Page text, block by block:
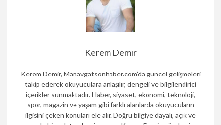
Kerem Demir
Kerem Demir, Manavgatsonhaber.com’da güncel gelişmeleri
takip ederek okuyuculara anlaşılır, dengeli ve bilgilendirici
içerikler sunmaktadır. Haber, siyaset, ekonomi, teknoloji,
spor, magazin ve yaşam gibi farklı alanlarda okuyucuların
ilgisini çeken konuları ele alır. Doğru bilgiye dayalı, açık ve